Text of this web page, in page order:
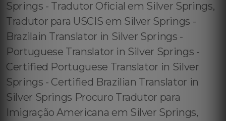
Springs - Tradutor Oficial em Silver Springs,
Tradutor para USCIS em Silver Springs -
Brazilain Translator in Silver Springs -
Portuguese Translator in Silver Springs -
Certified Portuguese Translator in Silver
Springs - Certified Brazilian Translator in
Silver Springs Procuro Tradutor para
Imigração Americana em Silver Springs,